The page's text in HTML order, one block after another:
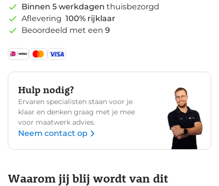
Binnen 5 werkdagen thuisbezorgd
Aflevering 100% rijklaar
Beoordeeld met een 9
Hulp nodig?
Ervaren specialisten staan voor je
klaar en denken graag met je mee
voor maatwerk advies.
Neem contact op
Waarom jij blij wordt van dit